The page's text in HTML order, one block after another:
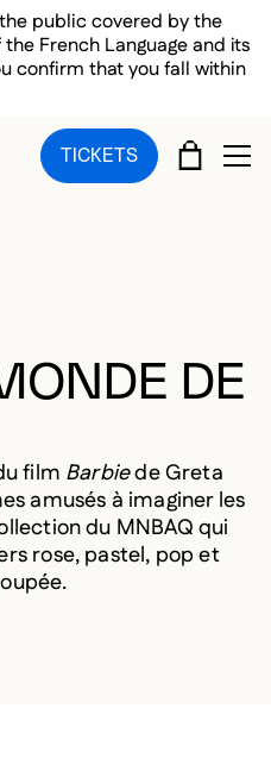
public covered by the
French Language and its
confirm that you fall within
TICKETS CART
DE
film Barbiede Greta
amusés à imaginer les
du MNBAQ qui
rose, pastel, pop et